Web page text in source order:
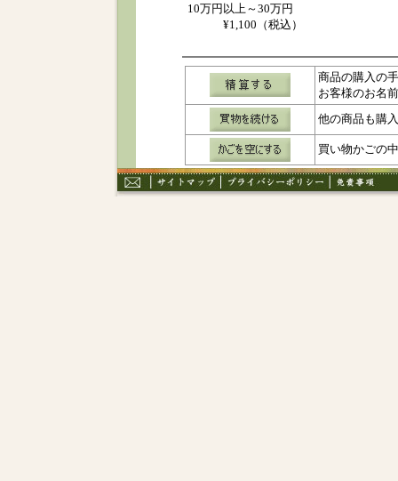
10万円以上～30万円
¥1,100（税込）
商品の購入の
お客様のお名
他の商品も購
買い物かごの